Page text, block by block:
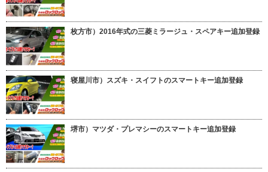
枚方市）2016年式の三菱ミラージュ・スペアキー追加登録
寝屋川市）スズキ・スイフトのスマートキー追加登録
堺市）マツダ・プレマシーのスマートキー追加登録